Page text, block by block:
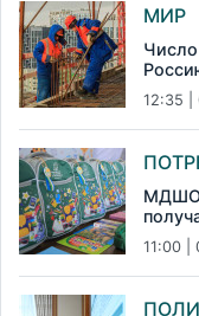
МИР
Число
12:35 |
МДШО:
11:00 |